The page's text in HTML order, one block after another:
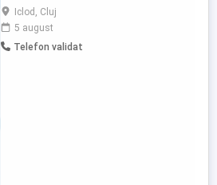
legi ni vigoare. sa aplIca al adresa de e-
mail:, angajam 06 DE MUNCITORI
NECALIFICATII LA SPARGEREA SI TAIEREA
MARERIALELOR DE CONSTRUCTII , cod
Iclod, Cluj
5 august
Telefon validat